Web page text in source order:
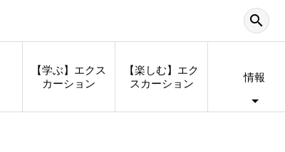
search
【学ぶ】エクス
カーション
【楽しむ】エク
スカーション
情報